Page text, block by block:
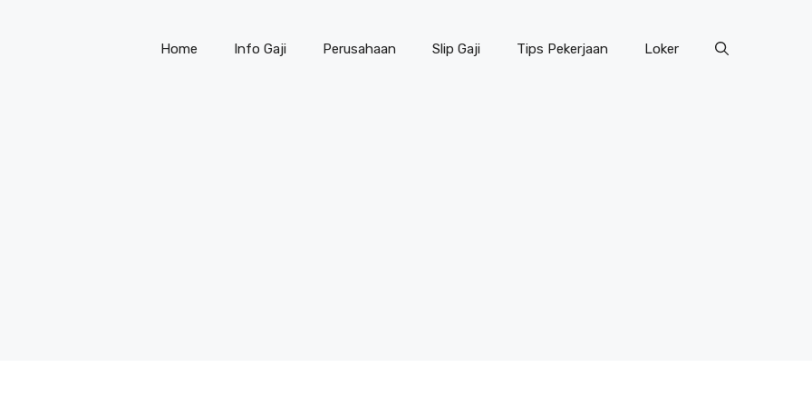
Home Info Gaji Perusahaan Slip Gaji Tips Pekerjaan Loker